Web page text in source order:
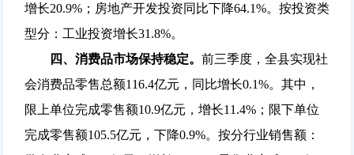
增长20.9%；房地产开发投资同比下降64.1%。按投资类
型分：工业投资增长31.8%。
四、消费品市场保持稳定。 前三季度，全县实现社
会消费品零售总额116.4亿元，同比增长0.1%。其中，
限上单位完成零售额10.9亿元，增长11.4%；限下单位
完成零售额105.5亿元，下降0.9%。按分行业销售额：